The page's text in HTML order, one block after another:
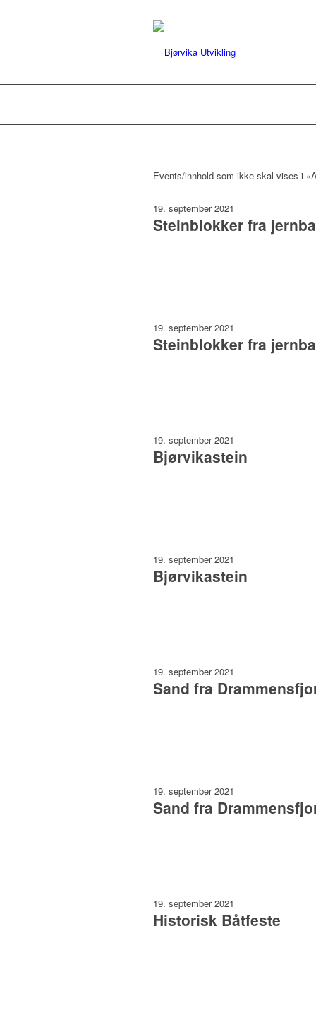
Events/innhold som ikke skal vises i
19. september 2021
Steinblokker fra
19. september 2021
Steinblokker fra
19. september 2021
Bjørvikastein
19. september 2021
Bjørvikastein
19. september 2021
Sand fra
19. september 2021
Sand fra
19. september 2021
Historisk Båtfeste